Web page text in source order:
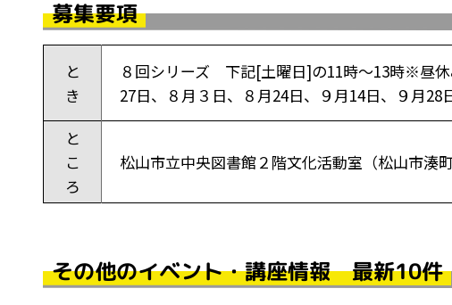
募集要項
と
き
８回シリーズ 下記[土曜日]の11時～13時※昼休
27日、８月３日、８月24日、９月14日、９月28
と
こ
ろ
松山市立中央図書館２階文化活動室（松山市湊
その他のイベント・講座情報 最新10件